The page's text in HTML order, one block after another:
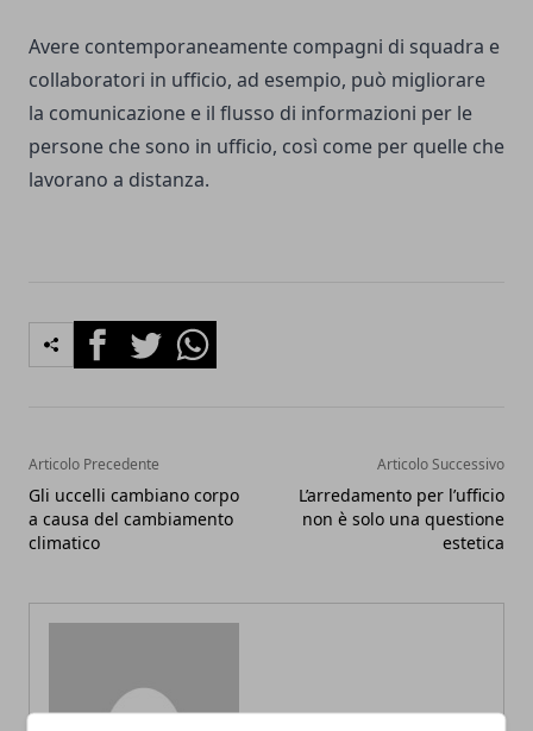
Avere contemporaneamente compagni di squadra e
collaboratori in ufficio, ad esempio, può migliorare
la comunicazione e il flusso di informazioni per le
persone che sono in ufficio, così come per quelle che
lavorano a distanza.
FacebookTwitterWhatsapp
Articolo Precedente
Gli uccelli cambiano corpo
a causa del cambiamento
climatico
Articolo Successivo
L’arredamento per l’ufficio
non è solo una questione
estetica